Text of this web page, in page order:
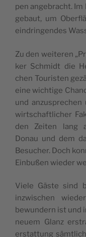
pen ange­bracht.
gebaut, um
ein­drin­gen­des
Zu den wei­te­ren
ker Schmidt die
chen Tou­ris­ten
eine wich­ti­ge
und
wirt­schaft­li­cher
den Zei­ten lang
Donau und dem
Besu­cher. Doch
Ein­bu­ßen wie­der
Vie­le Gäs­te sind
inzwi­schen
bewun­dern ist und
neu­em Glanz
erstat­tung